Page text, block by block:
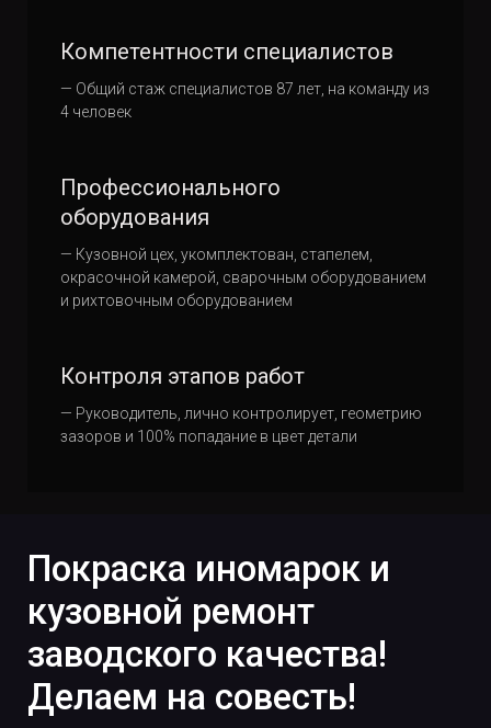
Компетентности специалистов
— Общий стаж специалистов 87 лет, на команду из
4 человек
Профессионального
оборудования
— Кузовной цех, укомплектован, стапелем,
окрасочной камерой, сварочным оборудованием
и рихтовочным оборудованием
Контроля этапов работ
— Руководитель, лично контролирует, геометрию
зазоров и 100% попадание в цвет детали
Покраска иномарок и
кузовной ремонт
заводского качества!
Делаем на совесть!